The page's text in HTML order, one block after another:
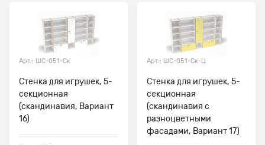
Арт.: ШС-051-Ск
Стенка для игрушек, 5-
секционная
(скандинавия, Вариант
16)
Арт.: ШС-051-Ск-Ц
Стенка для игрушек, 5-
секционная
(скандинавия с
разноцветными
фасадами, Вариант 17)